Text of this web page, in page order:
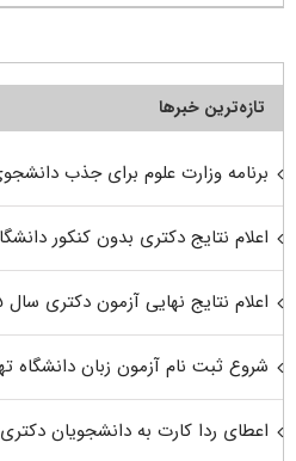
تازه‌ترین خبرها
برنامه وزارت علوم برای جذب
اعلام نتایج دکتری بدون کنکور دانشگاه
اعلام نتایج نهایی آزمون دکتری سال ۱۴۰۵ در اواخر مرداد
شروع ثبت نام آزمون زبان دانشگاه
اعطای ردا کارت به دانشجویان دکتری از